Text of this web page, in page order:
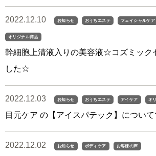
2022.12.10 お知らせ おうちエステ フェイシャルケア
オリジナル商品
幹細胞上清液入りの美容液☆コズミック
した☆
2022.12.03 お知らせ おうちエステ アイケア オ
目元ケア の【アイスパテック】について
2022.12.02 お知らせ ボディケア お客様の声